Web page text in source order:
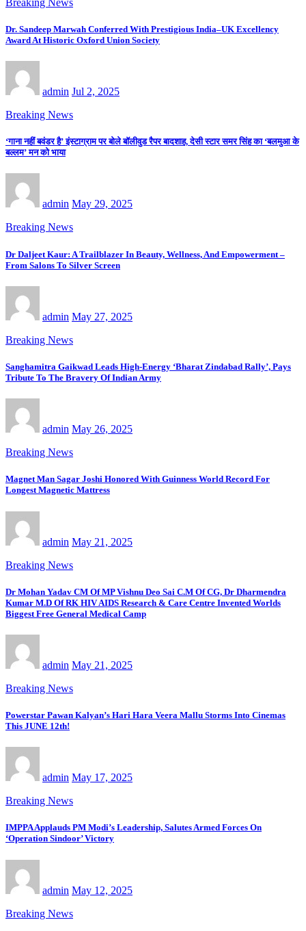
Dr. Sandeep Marwah Conferred With Prestigious India–UK Excellency
Award At Historic Oxford Union Society
admin Jul 2, 2025
Breaking News
‘गाना नहीं बवंडर है’ इंस्टाग्राम पर बोले बॉलीवुड रैपर बादशाह, देसी स्टार समर सिंह का ‘बलमुआ के
बल्लम’ मन को भाया
admin May 29, 2025
Breaking News
Dr Daljeet Kaur: A Trailblazer In Beauty, Wellness, And Empowerment –
From Salons To Silver Screen
admin May 27, 2025
Breaking News
Sanghamitra Gaikwad Leads High-Energy ‘Bharat Zindabad Rally’, Pays
Tribute To The Bravery Of Indian Army
admin May 26, 2025
Breaking News
Magnet Man Sagar Joshi Honored With Guinness World Record For
Longest Magnetic Mattress
admin May 21, 2025
Breaking News
Dr Mohan Yadav CM Of MP Vishnu Deo Sai C.M Of CG, Dr Dharmendra
Kumar M.D Of RK HIV AIDS Research & Care Centre Invented Worlds
Biggest Free General Medical Camp
admin May 21, 2025
Breaking News
Powerstar Pawan Kalyan’s Hari Hara Veera Mallu Storms Into Cinemas
This JUNE 12th!
admin May 17, 2025
Breaking News
IMPPA Applauds PM Modi’s Leadership, Salutes Armed Forces On
‘Operation Sindoor’ Victory
admin May 12, 2025
Breaking News